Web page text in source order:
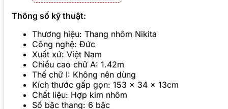
Thông số kỹ thuật:
Thương hiệu: Thang nhôm Nikita
Công nghệ: Đức
Xuất xứ: Việt Nam
Chiều cao chữ A: 1.42m
Thế chữ I: Không nên dùng
Kích thước gấp gọn: 153 x 34 x 13cm
Chất liệu: Hợp kim nhôm
Số bậc thang: 6 bậc